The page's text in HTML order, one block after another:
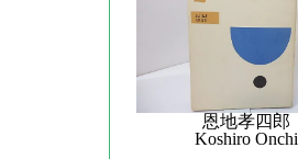
恩地孝四郎
Koshiro Onchi